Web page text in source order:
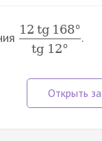
12 tg 168°
tg 12°
.